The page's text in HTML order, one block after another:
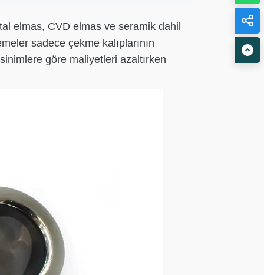
elmas, CVD elmas ve seramik dahil
sadece çekme kalıplarının
göre maliyetleri azaltırken